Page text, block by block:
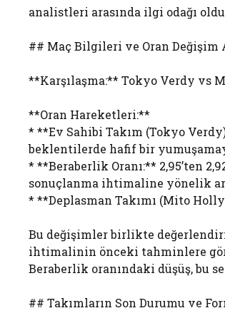
analistleri arasında ilgi odağı
## Maç Bilgileri ve Oran Değişim
**Karşılaşma:** Tokyo Verdy vs
**Oran Hareketleri:**
* **Ev Sahibi Takım (Tokyo
beklentilerde hafif bir
* **Beraberlik Oranı:** 2,95’ten
sonuçlanma ihtimaline yönelik
* **Deplasman Takımı (Mito
Bu değişimler birlikte
ihtimalinin önceki tahminlere
Beraberlik oranındaki düşüş, bu
## Takımların Son Durumu ve